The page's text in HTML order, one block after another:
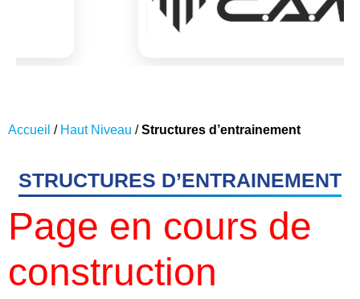
Accueil / Haut Niveau /Structures d’entrainement
STRUCTURES D’ENTRAINEMENT
Page en cours de
construction